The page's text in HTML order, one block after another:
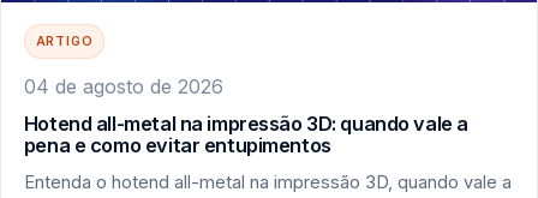
ARTIGO
04 de agosto de 2026
Hotend all-metal na impressão 3D: quando vale a
pena e como evitar entupimentos
Entenda o hotend all-metal na impressão 3D, quando vale a